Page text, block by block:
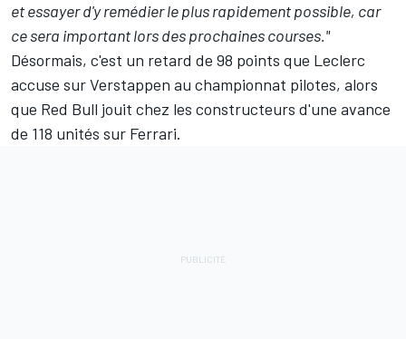
et essayer d'y remédier le plus rapidement possible, car
ce sera important lors des prochaines courses."
Désormais, c'est un retard de 98 points que Leclerc
accuse sur Verstappen au championnat pilotes, alors
que Red Bull jouit chez les constructeurs d'une avance
de 118 unités sur Ferrari.